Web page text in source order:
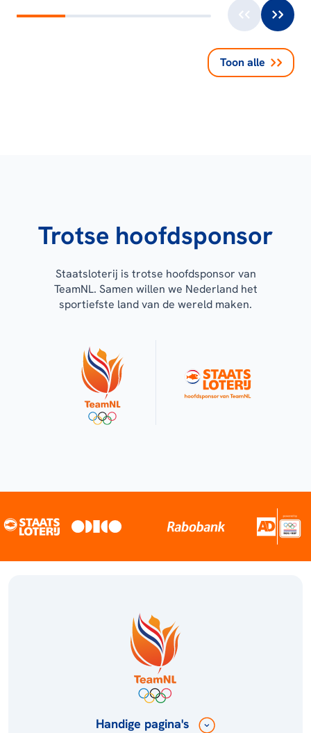
Toon alle
Trotse hoofdsponsor
Staatsloterij is trotse hoofdsponsor van
TeamNL. Samen willen we Nederland het
sportiefste land van de wereld maken.
Handige pagina's